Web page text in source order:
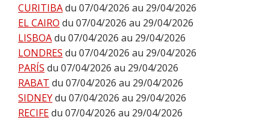
CURITIBAdu 07/04/2026 au 29/04/2026
EL CAIRO du 07/04/2026 au 29/04/2026
LISBOAdu 07/04/2026 au 29/04/2026
LONDRES du 07/04/2026 au 29/04/2026
PARÍS du 07/04/2026 au 29/04/2026
RABAT du 07/04/2026 au 29/04/2026
SIDNEYdu 07/04/2026 au 29/04/2026
RECIFEdu 07/04/2026 au 29/04/2026